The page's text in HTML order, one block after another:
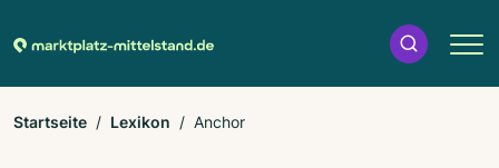
Startseite Lexikon Anchor